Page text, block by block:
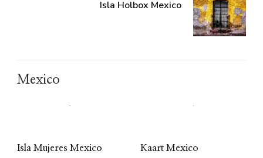
Isla Holbox Mexico
Mexico
Isla Mujeres Mexico Kaart Mexico